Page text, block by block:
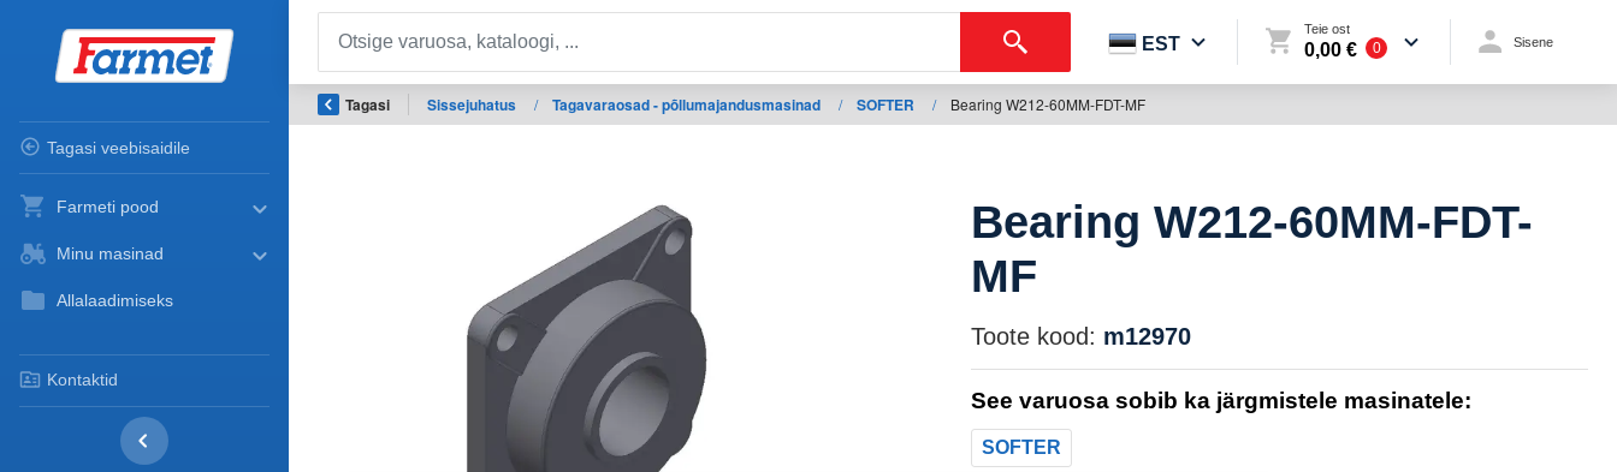
Tagasi veebisaidile
Farmeti pood
Minu masinad
Allalaadimiseks
Kontaktid
EST
Teie ost
0,00 € 0 Sisene
Tagasi Sissejuhatus / Tagavaraosad - põllumajandusmasinad / SOFTER / Bearing W212-60MM-FDT-MF
Bearing W212-60MM-FDT-
MF
Toote kood: m12970
See varuosa sobib ka järgmistele masinatele:
SOFTER